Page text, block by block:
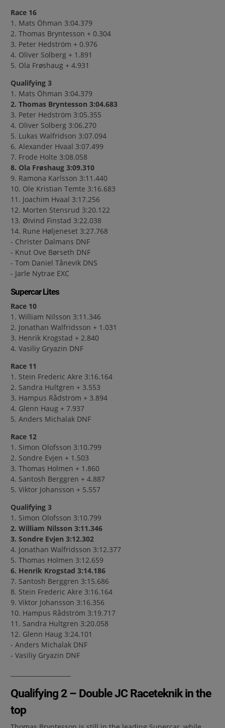
Race 16
1. Mats Öhman 3:04.379
2. Thomas Bryntesson + 0.304
3. Peter Hedström + 0.976
4. Oliver Solberg + 1.891
5. Ola Frøshaug + 4.931
Qualifying 3
1. Mats Öhman 3:04.379
2. Thomas Bryntesson 3:04.683
3. Peter Hedström 3:05.355
4. Oliver Solberg 3:06.270
5. Lukas Walfridson 3:07.094
6. Alexander Hvaal 3:07.499
7. Frode Holte 3:08.058
8. Ola Frøshaug 3:09.310
9. Ramona Karlsson 3:11.440
10. Ole Kristian Temte 3:16.683
11. Joachim Hvaal 3:17.256
12. Morten Stensrud 3:20.122
13. Øivind Finstad 3:22.038
14. Rune Høljeneset 3:27.768
- Christer Dalmans DNF
- Knut Ove Børseth DNF
- Tom Daniel Tånevik DNS
- Jarle Nytrae EXC
Supercar Lites
Race 10
1. William Nilsson 3:11.346
2. Jonathan Walfridsson + 1.031
3. Henrik Krogstad + 2.840
4. Vasiliy Gryazin DNF
Race 11
1. Stein Frederic Akre 3:16.164
2. Sandra Hultgren + 3.553
3. Hampus Rådström + 3.894
4. Glenn Haug + 7.937
5. Anders Michalak DNF
Race 12
1. Simon Olofsson 3:10.799
2. Sondre Evjen + 1.503
3. Thomas Holmen + 1.860
4. Santosh Berggren + 4.887
5. Viktor Johansson + 5.557
Qualifying 3
1. Simon Olofsson 3:10.799
2. William Nilsson 3:11.346
3. Sondre Evjen 3:12.302
4. Jonathan Walfridsson 3:12.377
5. Thomas Holmen 3:12.659
6. Henrik Krogstad 3:14.186
7. Santosh Berggren 3:15.686
8. Stein Frederic Akre 3:16.164
9. Viktor Johansson 3:16.356
10. Hampus Rådström 3:19.717
11. Sandra Hultgren 3:20.058
12. Glenn Haug 3:24.101
- Anders Michalak DNF
- Vasiliy Gryazin DNF
Qualifying 2 – Double JC Raceteknik in the
top